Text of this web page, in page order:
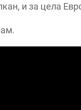
и за цела